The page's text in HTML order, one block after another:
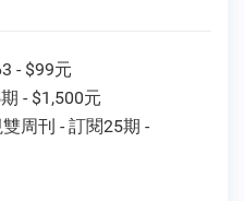
- $99元
- $1,500元
周刊 - 訂閱25期 -